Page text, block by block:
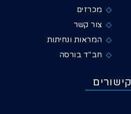
מכרזים
צור קשר
המראות ונחיתות
חב"ד בורסה
קישורים